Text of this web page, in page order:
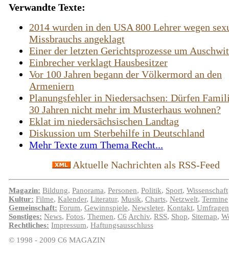
Verwandte Texte:
2014 wurden in den USA 800 Lehrer wegen
Missbrauchs angeklagt
Einer der letzten Gerichtsprozesse um
Einbrecher verklagt Hausbesitzer
Vor 100 Jahren begann der Völkermord an den
Armeniern
Planungsfehler in Niedersachsen: Dürfen
30 Jahren nicht mehr im Musterhaus wohnen?
Eklat im niedersächsischen Landtag
Diskussion um Sterbehilfe in Deutschland
Mehr Texte zum Thema Recht...
Aktuelle Nachrichten als RSS-Feed
Magazin: Bildung, Panorama, Personen, Politik, Sport, Wissenschaft
Kultur: Filme, Kalender, Literatur, Musik, Charts, Netzwelt, Termine
Gemeinschaft: Forum, Gewinnspiele, Newsleter, Kontakt, Umfragen
Sonstiges: News, Fotos, Themen, C6 Archiv, RSS, Shop, Sitemap,
Rechtliches: Impressum, Haftungsausschluss
© 1998 - 2009 C6 MAGAZIN